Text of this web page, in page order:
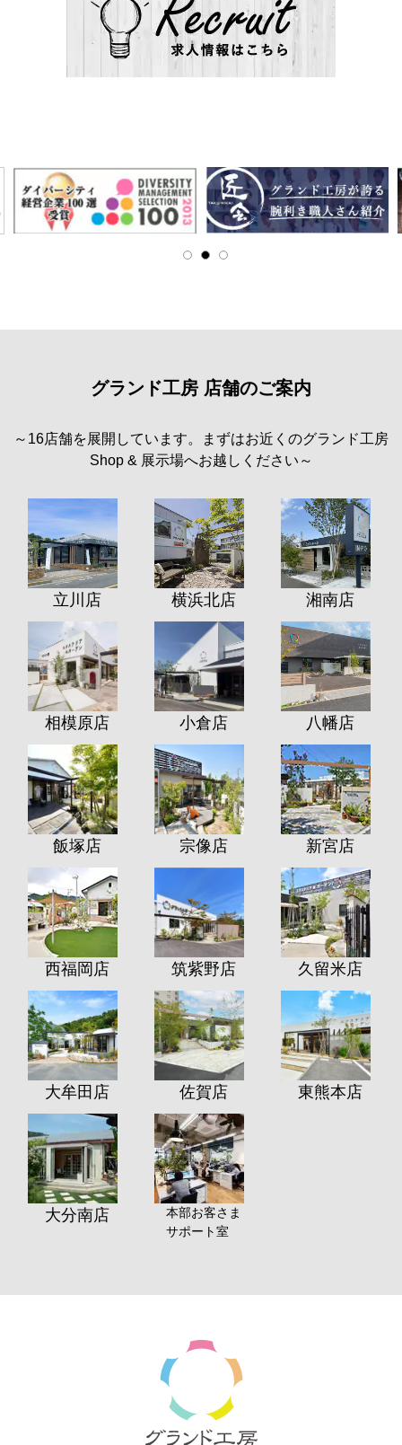
グランド工房 店舗のご案内
～16店舗を展開しています。まずはお近くのグランド工房
Shop & 展示場へお越しください～
立川店 横浜北店 湘南店
相模原店 小倉店 八幡店
飯塚店 宗像店 新宮店
西福岡店 筑紫野店 久留米店
大牟田店 佐賀店 東熊本店
大分南店
本部お客さま
サポート室